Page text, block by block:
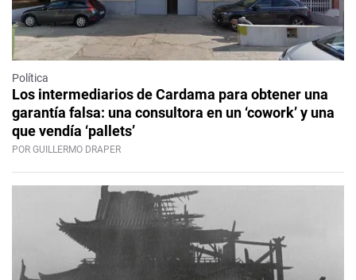
Política
Los intermediarios de Cardama para obtener una
garantía falsa: una consultora en un ‘cowork’ y una
que vendía ‘pallets’
POR GUILLERMO DRAPER